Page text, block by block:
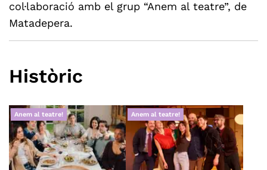
col·laboració amb el grup “Anem al teatre”, de
Matadepera.
Històric
Anem al teatre! Anem al teatre!